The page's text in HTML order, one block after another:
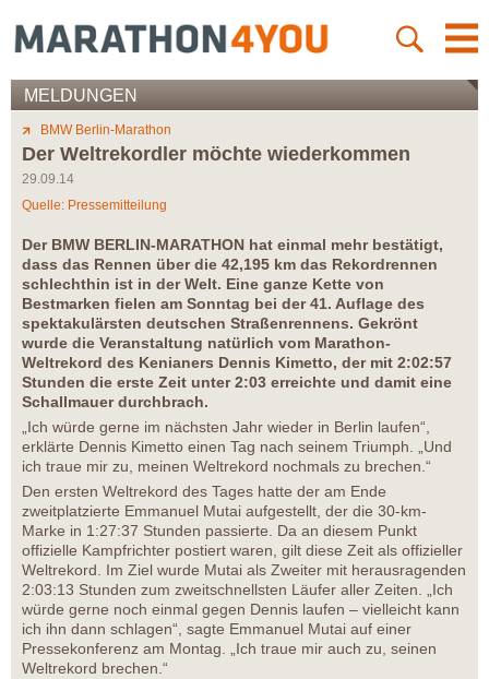
MELDUNGEN
BMW Berlin-Marathon
Der Weltrekordler möchte wiederkommen
29.09.14
Quelle: Pressemitteilung
Der BMW BERLIN-MARATHON hat einmal mehr bestätigt,
dass das Rennen über die 42,195 km das Rekordrennen
schlechthin ist in der Welt. Eine ganze Kette von
Bestmarken fielen am Sonntag bei der 41. Auflage des
spektakulärsten deutschen Straßenrennens. Gekrönt
wurde die Veranstaltung natürlich vom Marathon-
Weltrekord des Kenianers Dennis Kimetto, der mit 2:02:57
Stunden die erste Zeit unter 2:03 erreichte und damit eine
Schallmauer durchbrach.
„Ich würde gerne im nächsten Jahr wieder in Berlin laufen“,
erklärte Dennis Kimetto einen Tag nach seinem Triumph. „Und
ich traue mir zu, meinen Weltrekord nochmals zu brechen.“
Den ersten Weltrekord des Tages hatte der am Ende
zweitplatzierte Emmanuel Mutai aufgestellt, der die 30-km-
Marke in 1:27:37 Stunden passierte. Da an diesem Punkt
offizielle Kampfrichter postiert waren, gilt diese Zeit als offizieller
Weltrekord. Im Ziel wurde Mutai als Zweiter mit herausragenden
2:03:13 Stunden zum zweitschnellsten Läufer aller Zeiten. „Ich
würde gerne noch einmal gegen Dennis laufen – vielleicht kann
ich ihn dann schlagen“, sagte Emmanuel Mutai auf einer
Pressekonferenz am Montag. „Ich traue mir auch zu, seinen
Weltrekord brechen.“